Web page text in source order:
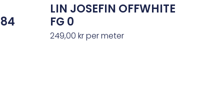
LIN JOSEFIN OFFWHITE
FG 0
249,00krper meter